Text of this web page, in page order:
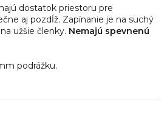
dostatok priestoru pre
aj pozdĺž. Zapínanie je na suchý
užšie členky. Nemajú spevnenú
podrážku.